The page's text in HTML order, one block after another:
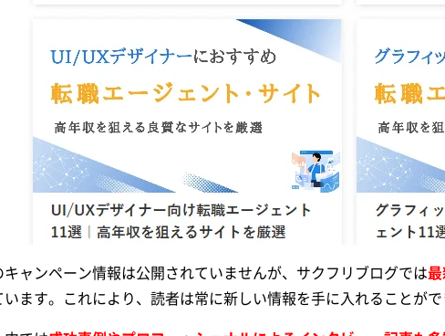
ャンペーン情報は公開されていませんが、サクフリブログでは
います。これにより、読者は常に新しい情報を手に入れることがで